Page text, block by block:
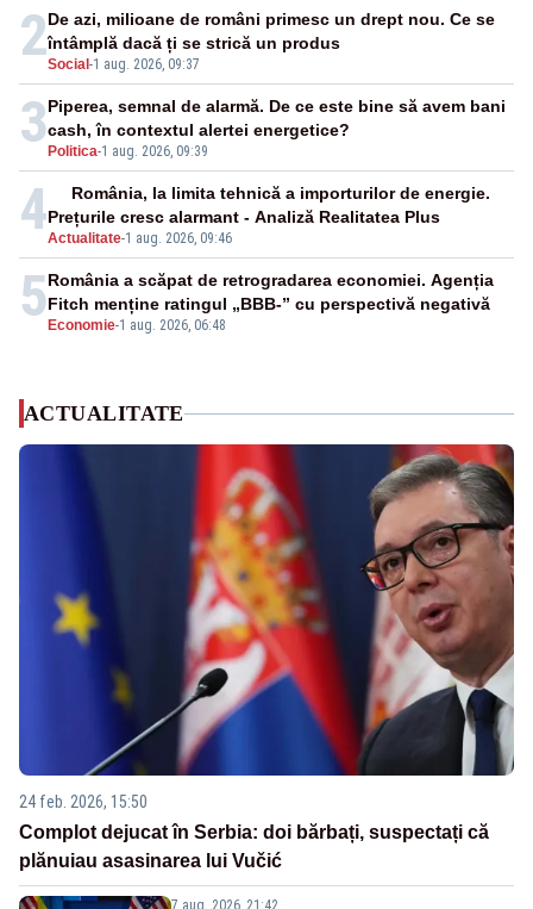
2Social -1 aug. 2026, 09:37
De azi, milioane de români primesc un drept nou. Ce se
întâmplă dacă ți se strică un produs
3 Politica-1 aug. 2026, 09:39
Piperea, semnal de alarmă. De ce este bine să avem bani
cash, în contextul alertei energetice?
4Actualitate-1 aug. 2026, 09:46
România, la limita tehnică a importurilor de energie.
Prețurile cresc alarmant - Analiză Realitatea Plus
5 Economie-1 aug. 2026, 06:48
România a scăpat de retrogradarea economiei. Agenția
Fitch menține ratingul „BBB-” cu perspectivă negativă
ACTUALITATE
24 feb. 2026, 15:50
Complot dejucat în Serbia: doi bărbați, suspectați că
plănuiau asasinarea lui Vučić
7 aug. 2026, 21:42